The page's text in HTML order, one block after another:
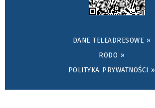
DANE TELEADRESOWE »
RODO »
POLITYKA PRYWATNOŚCI »